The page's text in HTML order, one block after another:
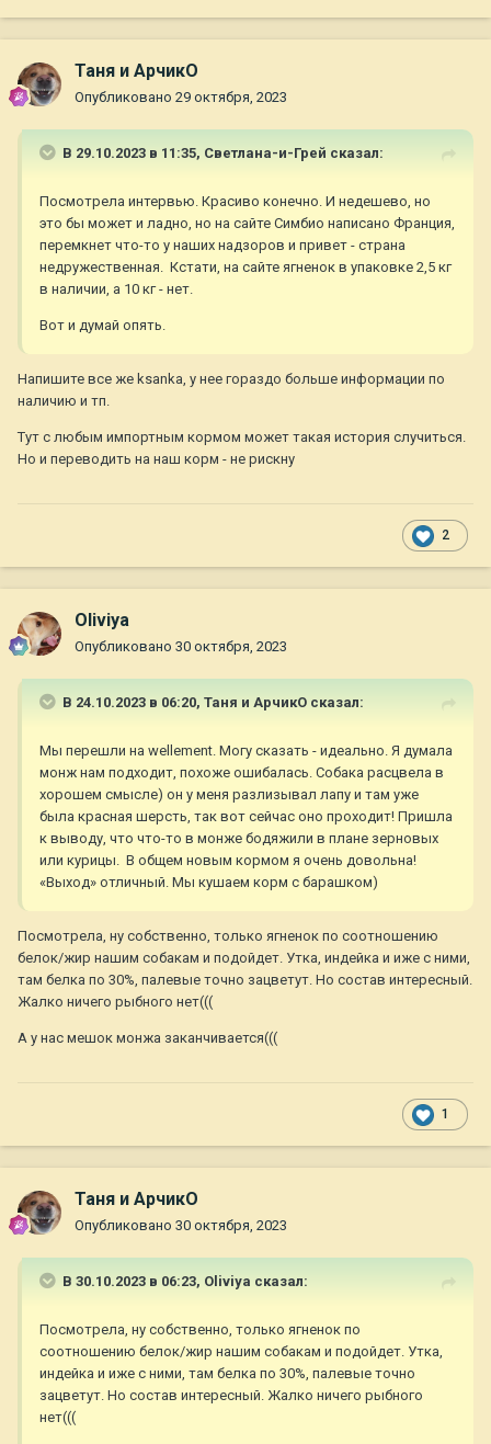
Таня и АрчикО
Опубликовано 29 октября, 2023
В 29.10.2023 в 11:35, Светлана-и-Грей сказал:
Посмотрела интервью. Красиво конечно. И недешево, но
это бы может и ладно, но на сайте Симбио написано Франция,
перемкнет что-то у наших надзоров и привет - страна
недружественная. Кстати, на сайте ягненок в упаковке 2,5 кг
в наличии, а 10 кг - нет.
Вот и думай опять.
Напишите все же ksanka, у нее гораздо больше информации по
наличию и тп.
Тут с любым импортным кормом может такая история случиться.
Но и переводить на наш корм - не рискну
2
Oliviya
Опубликовано 30 октября, 2023
В 24.10.2023 в 06:20, Таня и АрчикО сказал:
Мы перешли на wellement. Могу сказать - идеально. Я думала
монж нам подходит, похоже ошибалась. Собака расцвела в
хорошем смысле) он у меня разлизывал лапу и там уже
была красная шерсть, так вот сейчас оно проходит! Пришла
к выводу, что что-то в монже бодяжили в плане зерновых
или курицы. В общем новым кормом я очень довольна!
«Выход» отличный. Мы кушаем корм с барашком)
Посмотрела, ну собственно, только ягненок по соотношению
белок/жир нашим собакам и подойдет. Утка, индейка и иже с ними,
там белка по 30%, палевые точно зацветут. Но состав интересный.
Жалко ничего рыбного нет(((
А у нас мешок монжа заканчивается(((
1
Таня и АрчикО
Опубликовано 30 октября, 2023
В 30.10.2023 в 06:23, Oliviya сказал:
Посмотрела, ну собственно, только ягненок по
соотношению белок/жир нашим собакам и подойдет. Утка,
индейка и иже с ними, там белка по 30%, палевые точно
зацветут. Но состав интересный. Жалко ничего рыбного
нет(((